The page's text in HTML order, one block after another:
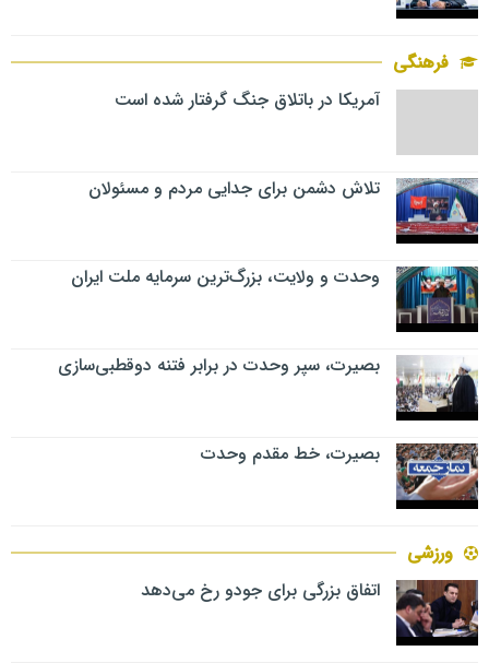
فرهنگی
آمریکا در باتلاق جنگ گرفتار شده است
تلاش دشمن برای جدایی مردم و مسئولان
وحدت و ولایت، بزرگ‌ترین سرمایه ملت ایران
بصیرت، سپر وحدت در برابر فتنه دوقطبی‌سازی
بصیرت، خط مقدم وحدت
ورزشی
اتفاق بزرگی برای جودو رخ می‌دهد